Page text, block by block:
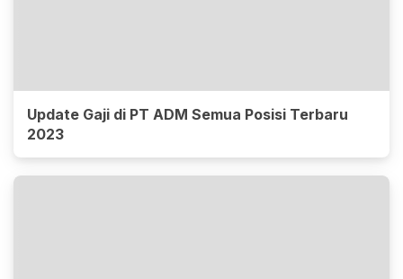
Update Gaji di PT ADM Semua Posisi Terbaru
2023